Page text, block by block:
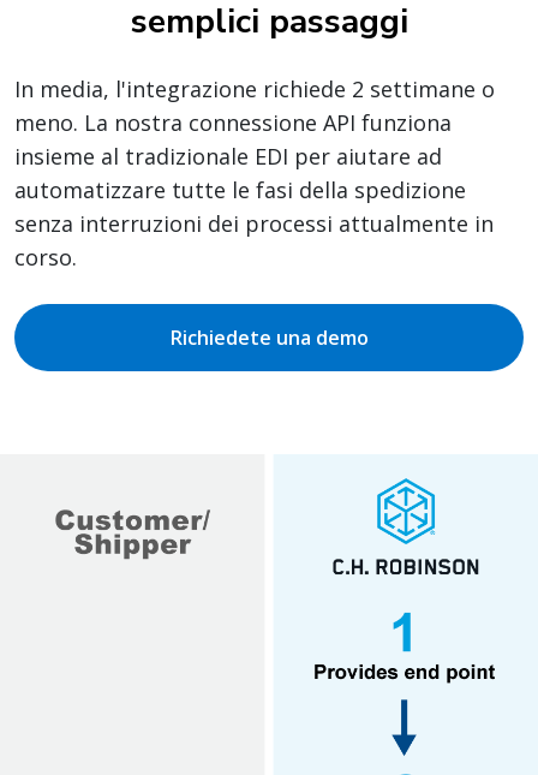
semplici passaggi
In media, l'integrazione richiede 2 settimane o
meno. La nostra connessione API funziona
insieme al tradizionale EDI per aiutare ad
automatizzare tutte le fasi della spedizione
senza interruzioni dei processi attualmente in
corso.
Richiedete una demo